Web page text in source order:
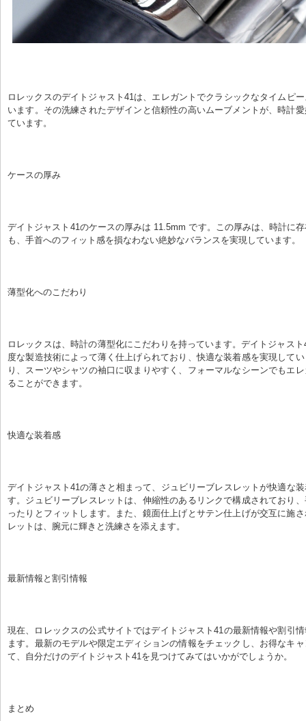
ロレックスのデイトジャスト41は、エレガントでクラシックなタイムピ
います。その洗練されたデザインと信頼性の高いムーブメントが、時計
ています。
ケースの厚み
デイトジャスト41のケースの厚みは 11.5mm です。この厚みは、時計に
も、手首へのフィット感を損なわない絶妙なバランスを実現しています。
薄型化へのこだわり
ロレックスは、時計の薄型化にこだわりを持っています。デイトジャス
度な製造技術によって薄く仕上げられており、快適な装着感を実現して
り、スーツやシャツの袖口に収まりやすく、フォーマルなシーンでもエ
ることができます。
快適な装着感
デイトジャスト41の薄さと相まって、ジュビリーブレスレットが快適な
す。ジュビリーブレスレットは、伸縮性のあるリンクで構成されており
ったりとフィットします。また、鏡面仕上げとサテン仕上げが交互に施
レットは、腕元に輝きと洗練さを添えます。
最新情報と割引情報
現在、ロレックスの公式サイトではデイトジャスト41の最新情報や割引
ます。最新のモデルや限定エディションの情報をチェックし、お得なキ
て、自分だけのデイトジャスト41を見つけてみてはいかがでしょうか。
まとめ